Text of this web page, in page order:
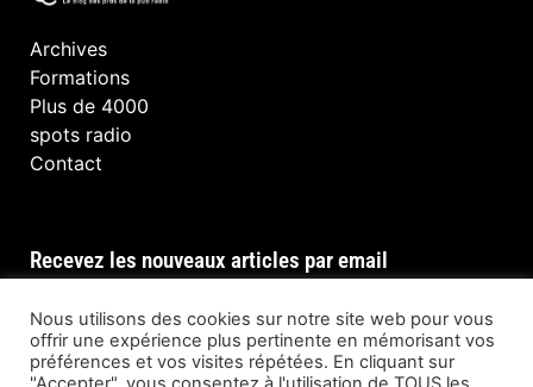
Archives
Formations
Plus de 4000
spots radio
Contact
Recevez les nouveaux articles par email
INSCRIPTION
Nous utilisons des cookies sur notre site web pour vous
offrir une expérience plus pertinente en mémorisant vos
préférences et vos visites répétées. En cliquant sur